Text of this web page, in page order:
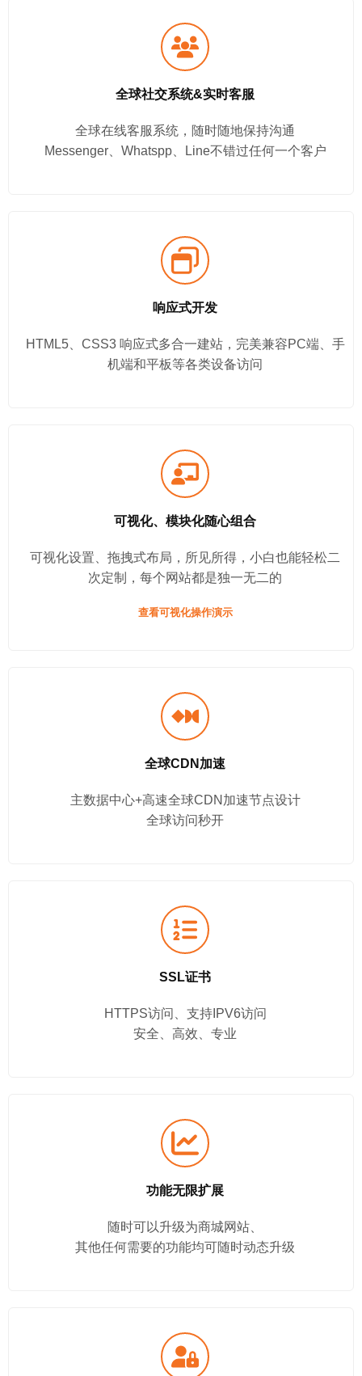
全球社交系统&实时客服
全球在线客服系统，随时随地保持沟通
Messenger、Whatspp、Line不错过任何一个客户
响应式开发
HTML5、CSS3 响应式多合一建站，完美兼容PC端、手
机端和平板等各类设备访问
可视化、模块化随心组合
可视化设置、拖拽式布局，所见所得，小白也能轻松二
次定制，每个网站都是独一无二的
查看可视化操作演示
全球CDN加速
主数据中心+高速全球CDN加速节点设计
全球访问秒开
SSL证书
HTTPS访问、支持IPV6访问
安全、高效、专业
功能无限扩展
随时可以升级为商城网站、
其他任何需要的功能均可随时动态升级